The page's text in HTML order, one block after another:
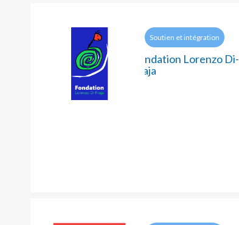
Soutien et intégration
Fondation Lorenzo Di-
Fraja